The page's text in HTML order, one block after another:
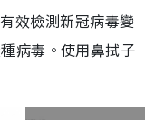
效檢測新冠病毒變
病毒。使用鼻拭子